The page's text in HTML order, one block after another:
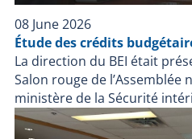
08 June 2026
Étude des crédits
La direction du BEI était
Salon rouge de l’Assemblée
ministère de la Sécurité